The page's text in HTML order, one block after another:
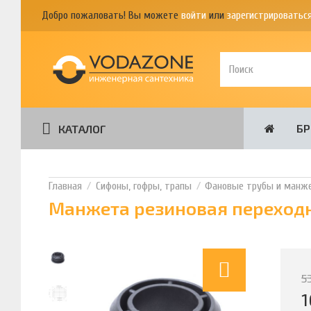
Добро пожаловать! Вы можете войти или
КАТАЛОГ
Сифоны, гофры, трапы Фановые трубы и
Манжета резиновая